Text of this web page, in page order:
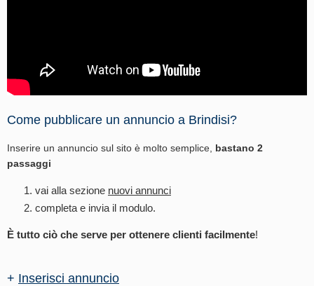
Come pubblicare un annuncio a Brindisi?
Inserire un annuncio sul sito è molto semplice, bastano 2
passaggi
vai alla sezione nuovi annunci
completa e invia il modulo.
È tutto ciò che serve per ottenere clienti facilmente!
+ Inserisci annuncio